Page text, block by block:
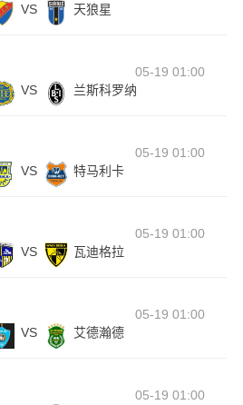
VS 天狼星
05-19 01:00
VS 兰斯科罗纳
05-19 01:00
VS 特马利卡
05-19 01:00
VS 瓦迪格拉
05-19 01:00
VS 艾德瀚德
05-19 01:00